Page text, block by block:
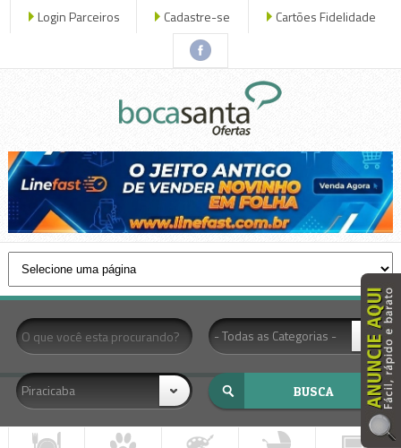
Login Parceiros Cadastre-se Cartões Fidelidade
- Todas as Categorias -
Piracicaba